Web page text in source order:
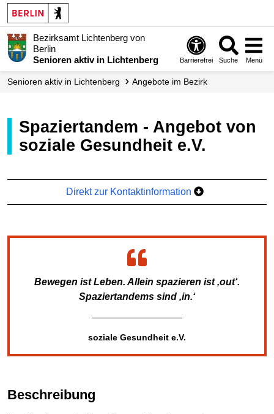
Bezirksamt Lichtenberg von
Berlin
Senioren aktiv in Lichtenberg
Barrierefrei Suche Menü
Senioren aktiv in Lichtenberg Angebote im Bezirk
Spaziertandem - Angebot von
soziale Gesundheit e.V.
Direkt zur Kontaktinformation
Bewegen ist Leben. Allein spazieren ist ‚out‘.
Spaziertandems sind ‚in.‘
soziale Gesundheit e.V.
Beschreibung